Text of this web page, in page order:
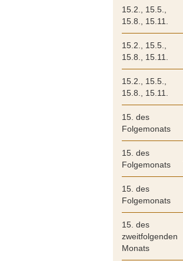
15.2., 15.5.,
15.8., 15.11.
15.2., 15.5.,
15.8., 15.11.
15.2., 15.5.,
15.8., 15.11.
15. des
Folgemonats
15. des
Folgemonats
15. des
Folgemonats
15. des
zweitfolgenden
Monats